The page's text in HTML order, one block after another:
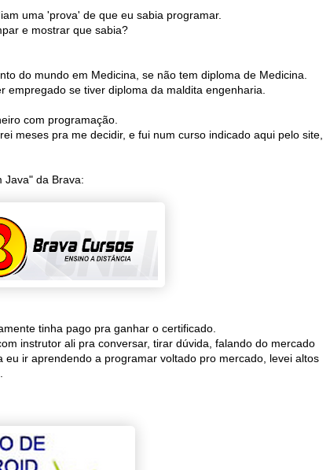
uma 'prova' de que eu sabia programar.
e mostrar que sabia?
do mundo em Medicina, se não tem diploma de Medicina.
se tiver diploma da maldita engenharia.
com programação.
meses pra me decidir, e fui num curso indicado aqui pelo site,
Java" da Brava:
tinha pago pra ganhar o certificado.
instrutor ali pra conversar, tirar dúvida, falando do mercado
ir aprendendo a programar voltado pro mercado, levei altos